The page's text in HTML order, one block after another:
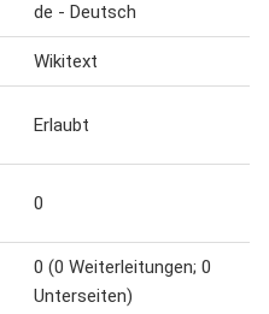
de - Deutsch
Wikitext
Erlaubt
0
0 (0 Weiterleitungen; 0
Unterseiten)